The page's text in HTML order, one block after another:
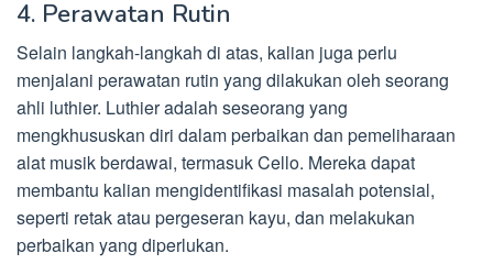
4. Perawatan Rutin
Selain langkah-langkah di atas, kalian juga perlu
menjalani perawatan rutin yang dilakukan oleh seorang
ahli luthier. Luthier adalah seseorang yang
mengkhususkan diri dalam perbaikan dan pemeliharaan
alat musik berdawai, termasuk Cello. Mereka dapat
membantu kalian mengidentifikasi masalah potensial,
seperti retak atau pergeseran kayu, dan melakukan
perbaikan yang diperlukan.